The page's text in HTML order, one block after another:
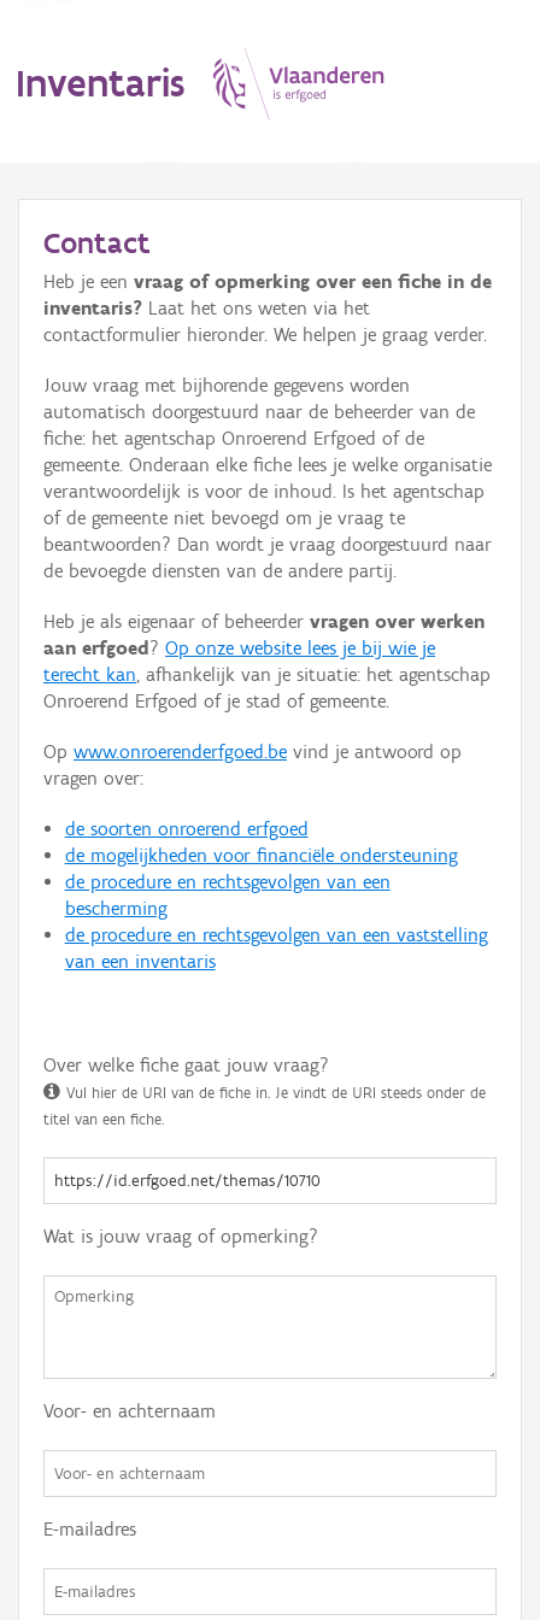
Inventaris
Erfgoedobject
Aanduidingsobject
Waarneming
Thema
Gebeurtenis
Persoon of collectief
Hergebruik
Aanmelden
Contact
Heb je een vraag of opmerking over een fiche in de
inventaris? Laat het ons weten via het
contactformulier hieronder. We helpen je graag verder.
Jouw vraag met bijhorende gegevens worden
automatisch doorgestuurd naar de beheerder van de
fiche: het agentschap Onroerend Erfgoed of de
gemeente. Onderaan elke fiche lees je welke organisatie
verantwoordelijk is voor de inhoud. Is het agentschap
of de gemeente niet bevoegd om je vraag te
beantwoorden? Dan wordt je vraag doorgestuurd naar
de bevoegde diensten van de andere partij.
Heb je als eigenaar of beheerder vragen over werken
aan erfgoed ? Op onze website lees je bij wie je
terecht kan, afhankelijk van je situatie: het agentschap
Onroerend Erfgoed of je stad of gemeente.
Op www.onroerenderfgoed.be vind je antwoord op
vragen over:
de soorten onroerend erfgoed
de mogelijkheden voor financiële ondersteuning
de procedure en rechtsgevolgen van een
bescherming
de procedure en rechtsgevolgen van een vaststelling
van een inventaris
Over welke fiche gaat jouw vraag?
Vul hier de URI van de fiche in. Je vindt de URI steeds onder de
titel van een fiche.
Wat is jouw vraag of opmerking?
Voor- en achternaam
E-mailadres